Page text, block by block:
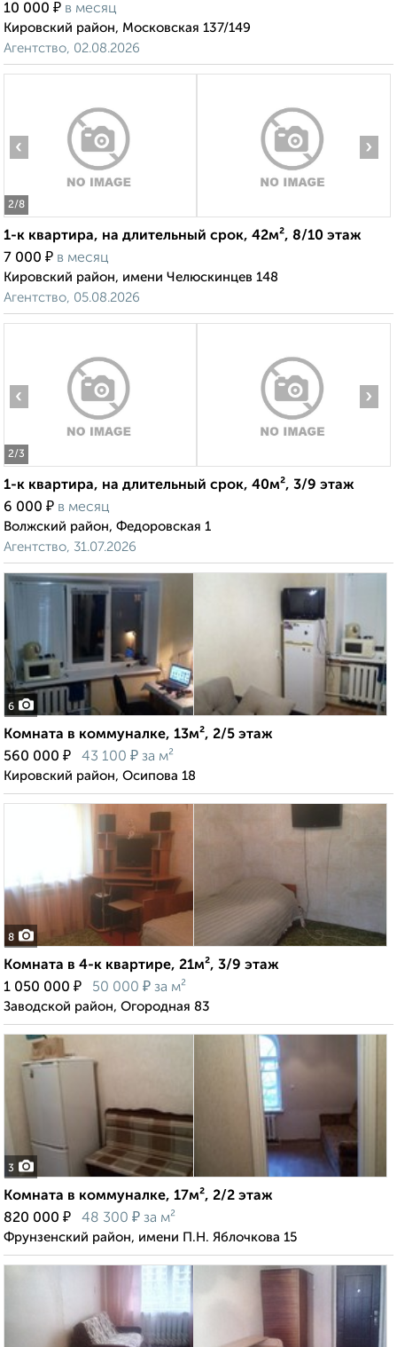
10 000 ₽ в месяц
Кировский район, Московская 137/149
Агентство, 02.08.2026
2/8
‹ ›
1-к квартира, на длительный срок, 42м², 8/10 этаж
7 000 ₽ в месяц
Кировский район, имени Челюскинцев 148
Агентство, 05.08.2026
2/3
‹ ›
1-к квартира, на длительный срок, 40м², 3/9 этаж
6 000 ₽ в месяц
Волжский район, Федоровская 1
Агентство, 31.07.2026
6
Комната в коммуналке, 13м², 2/5 этаж
560 000 ₽ 43 100 ₽ за м²
Кировский район, Осипова 18
8
Комната в 4-к квартире, 21м², 3/9 этаж
1 050 000 ₽ 50 000 ₽ за м²
Заводской район, Огородная 83
3
Комната в коммуналке, 17м², 2/2 этаж
820 000 ₽ 48 300 ₽ за м²
Фрунзенский район, имени П.Н. Яблочкова 15